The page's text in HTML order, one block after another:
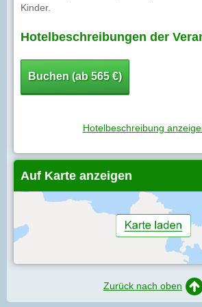
Kinder.
Hotelbeschreibungen der
Buchen (ab 565 €)
Hotelbeschreibung
Auf Karte anzeigen
Zurück nach oben